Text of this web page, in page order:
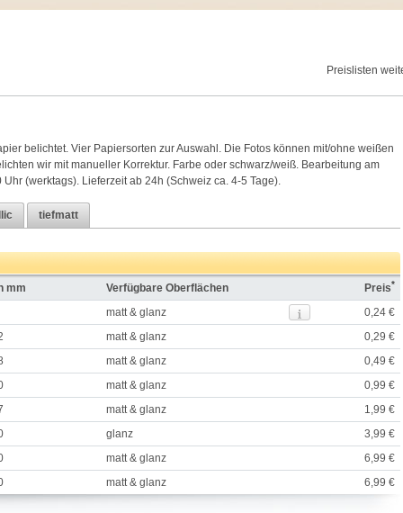
Preislisten
belichtet. Vier Papiersorten zur Auswahl. Die Fotos können mit/ohne weißen
wir mit manueller Korrektur. Farbe oder schwarz/weiß. Bearbeitung am
(werktags). Lieferzeit ab 24h (Schweiz ca. 4-5 Tage).
tiefmatt
mm Verfügbare Oberflächen Preis*
matt & glanz
0,24 €
matt & glanz
0,29 €
matt & glanz
0,49 €
matt & glanz
0,99 €
matt & glanz
1,99 €
glanz
3,99 €
matt & glanz
6,99 €
matt & glanz 6,99 €